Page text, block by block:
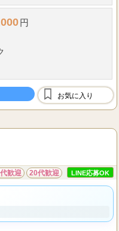
円
あります。
お気に入り
歓迎 20代歓迎 LINE応募OK